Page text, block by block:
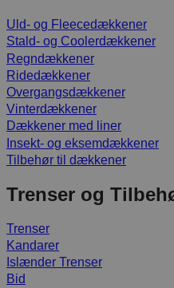
Uld- og Fleecedækkener
Stald- og Coolerdækkener
Regndækkener
Ridedækkener
Overgangsdækkener
Vinterdækkener
Dækkener med liner
Insekt- og eksemdækkener
Tilbehør til dækkener
Trenser og
Trenser
Kandarer
Islænder Trenser
Bid